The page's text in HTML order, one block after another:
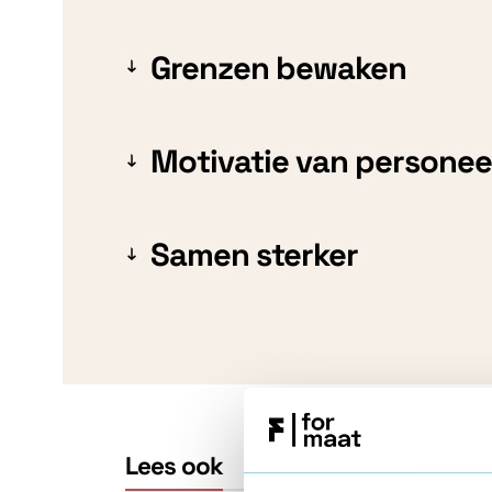
Grenzen bewaken
Motivatie van
Samen sterker
Lees ook